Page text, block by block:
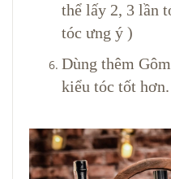
thể lấy 2, 3 lần
tóc ưng ý )
Dùng thêm
kiểu tóc tốt hơn.